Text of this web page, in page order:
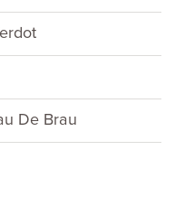
De Brau